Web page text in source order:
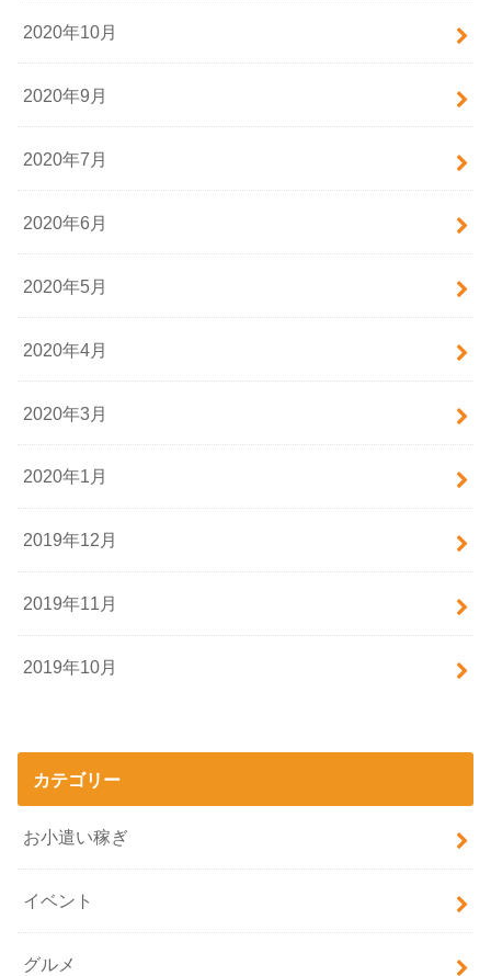
2020年10月
2020年9月
2020年7月
2020年6月
2020年5月
2020年4月
2020年3月
2020年1月
2019年12月
2019年11月
2019年10月
カテゴリー
お小遣い稼ぎ
イベント
グルメ